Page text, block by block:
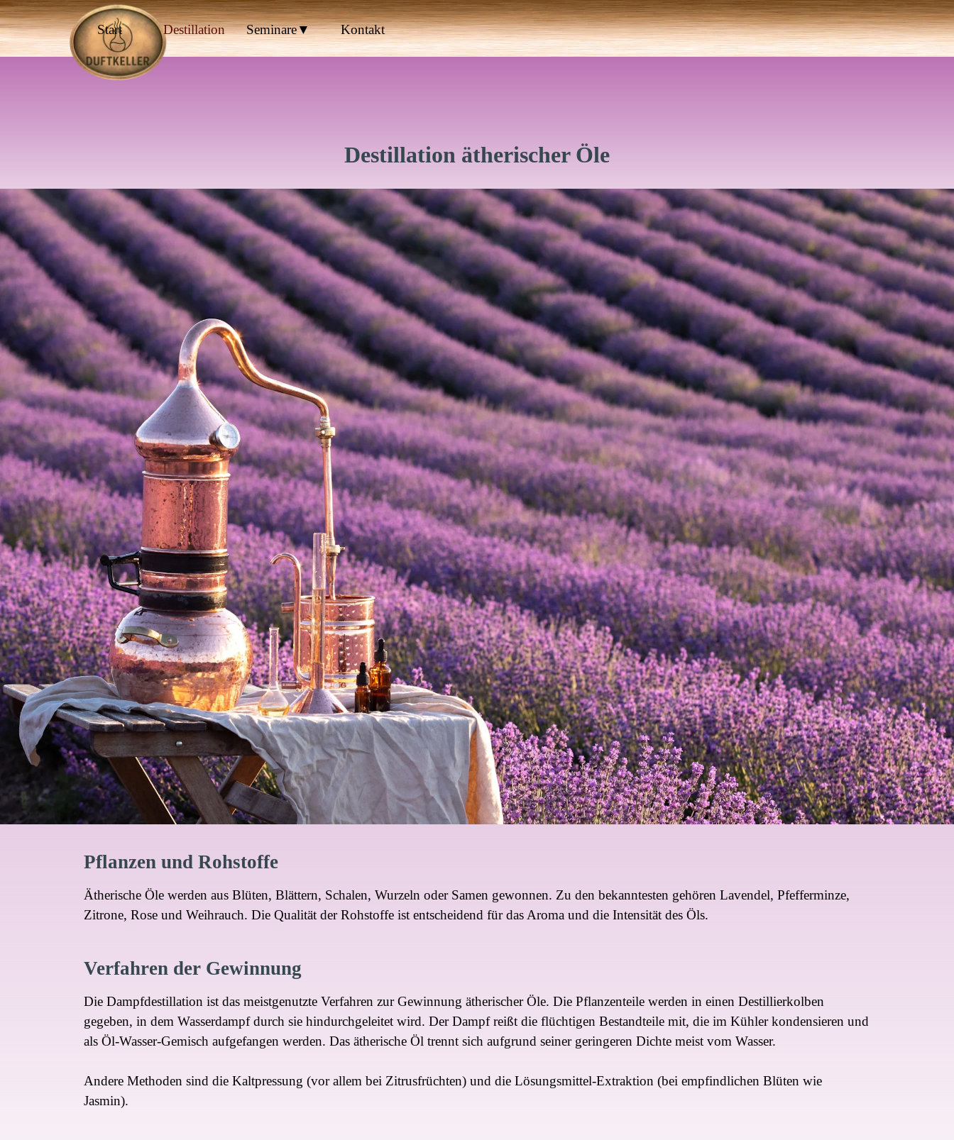
Direkt zum Seiteninhalt
Menü überspringen
Start
Destillation Seminare▼ ▼
Kontakt
Destillation ätherischer Öle
Pflanzen und Rohstoffe
Ätherische Öle werden aus Blüten, Blättern, Schalen, Wurzeln oder Samen gewonnen. Zu den bekanntesten gehören Lavendel, Pfefferminze,
Zitrone, Rose und Weihrauch. Die Qualität der Rohstoffe ist entscheidend für das Aroma und die Intensität des Öls.
Verfahren der Gewinnung
Die Dampfdestillation ist das meistgenutzte Verfahren zur Gewinnung ätherischer Öle. Die Pflanzenteile werden in einen Destillierkolben
gegeben, in dem Wasserdampf durch sie hindurchgeleitet wird. Der Dampf reißt die flüchtigen Bestandteile mit, die im Kühler kondensieren und
als Öl-Wasser-Gemisch aufgefangen werden. Das ätherische Öl trennt sich aufgrund seiner geringeren Dichte meist vom Wasser.
Andere Methoden sind die Kaltpressung (vor allem bei Zitrusfrüchten) und die Lösungsmittel-Extraktion (bei empfindlichen Blüten wie
Jasmin).